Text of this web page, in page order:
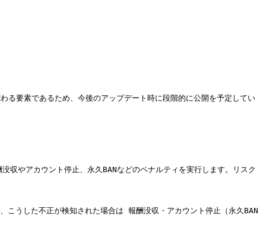
要素であるため、今後のアップデート時に段階的に公開を予定してい
やアカウント停止、永久BANなどのペナルティを実行します。リスク
うした不正が検知された場合は 報酬没収・アカウント停止（永久BAN